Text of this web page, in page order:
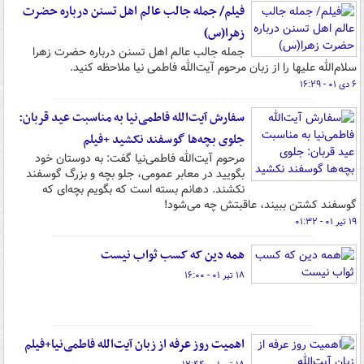
فیلم/ جمله جالب عالم اهل تسنن درباره حضرت
زهرا(س)
جمله جالب عالم اهل تسنن درباره حضرت زهرا
سلام‌الله علیها را از زبان مرحوم آیت‌الله فاطمی نیا ملاحظه کنید.
۶ دی ۰۱ - ۱۶:۲۹
سفارش آیت‌الله فاطمی‌نیا به مناسبت عید قربان:
جلوی بچه‌ها گوسفند نکشید +فیلم
مرحوم آیت‌الله فاطمی‌نیا گفت: به دوستان خود
بگویید در معابر عمومی، جلو بچه و بزرگ گوسفند
نکشند. دهانم بسته است که بگویم بچه‌ای که
گوسفند کشتن ببیند، عاقبتش چه می‌شود!
۱۹ تیر ۰۱ - ۰۱:۳۲
همه‌ دین که کسب ثواب نیست
۱۸ تیر ۰۱ - ۱۶:۰۰
اهمیت روز عرفه از زبان آیت‌الله فاطمی‌نیا+فیلم